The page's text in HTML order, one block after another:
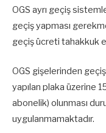
OGS ayrı geçiş
geçiş yapması
geçiş ücreti tahakkuk
OGS gişelerinden
yapılan plaka üzerine
abonelik) olunması
uygulanmamaktadır.